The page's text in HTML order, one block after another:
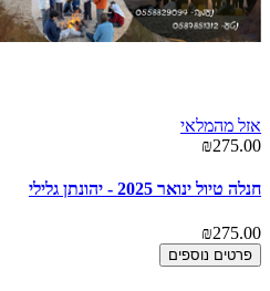
אזל מהמלאי
₪275.00
חנלה טיול ינואר 2025 - יהונתן גלילי
₪275.00
פרטים נוספים